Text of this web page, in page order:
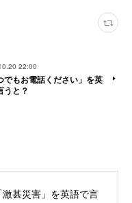
22:00
でもお電話ください」を英
うと？
激甚災害」を英語で言